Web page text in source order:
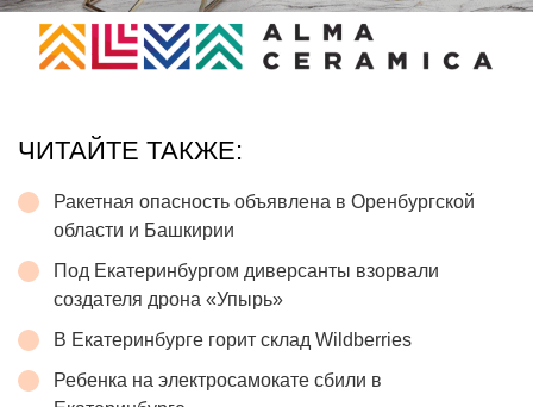
ЧИТАЙТЕ ТАКЖЕ:
Ракетная опасность объявлена в Оренбургской
области и Башкирии
Под Екатеринбургом диверсанты взорвали
создателя дрона «Упырь»
В Екатеринбурге горит склад Wildberries
Ребенка на электросамокате сбили в